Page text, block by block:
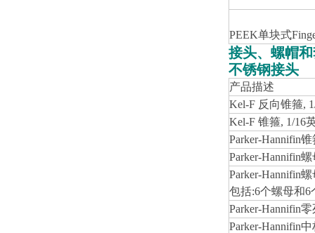
PEEK单块式
接头、螺帽
不锈钢接头
产品描述
Kel-F 反向锥箍,
Kel-F 锥箍, 1/16
Parker-Hannifin锥
Parker-Hannifin螺
Parker-Hannifin螺
包括:6个螺母和6
Parker-Hannifin零
Parker-Hannifin中